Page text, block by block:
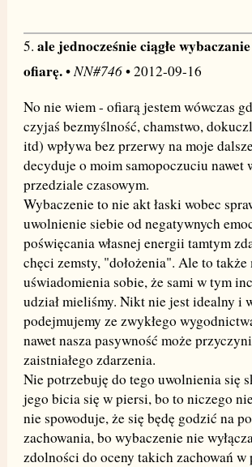
5. ale jednocześnie ciągłe
ofiarę.•NN#746• 2012-09-16
No nie wiem - ofiarą jestem wówczas
czyjaś bezmyślność, chamstwo,
itd) wpływa bez przerwy na moje
decyduje o moim samopoczuciu nawet
przedziale czasowym.
Wybaczenie to nie akt łaski wobec
uwolnienie siebie od negatywnych
poświęcania własnej energii tamtym
chęci zemsty, "dołożenia". Ale to
uświadomienia sobie, że sami w tym
udział mieliśmy. Nikt nie jest idealny i
podejmujemy ze zwykłego
nawet nasza pasywność może
zaistniałego zdarzenia.
Nie potrzebuję do tego uwolnienia się
jego bicia się w piersi, bo to niczego
nie spowoduje, że się będę godzić na
zachowania, bo wybaczenie nie
zdolności do oceny takich zachowań w